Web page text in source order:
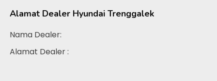
Alamat Dealer Hyundai Trenggalek
Nama Dealer:
Alamat Dealer :